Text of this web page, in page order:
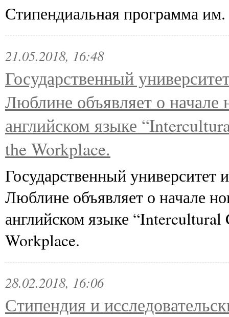
Стипендиальная программа
21.05.2018, 16:48
Государственный
Люблине объявляет о
английском языке
the Workplace.
Государственный
Люблине объявляет о начале
английском языке
Workplace.
28.02.2018, 16:06
Стипендия и